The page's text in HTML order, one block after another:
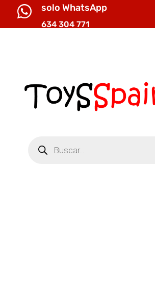
 solo WhatsApp
634 304 771
productos